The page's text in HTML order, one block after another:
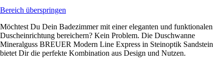
Bereich überspringen
Möchtest Du Dein Badezimmer mit einer eleganten und funktionalen
Duscheinrichtung bereichern? Kein Problem. Die Duschwanne
Mineralguss BREUER Modern Line Express in Steinoptik Sandstein
bietet Dir die perfekte Kombination aus Design und Nutzen.